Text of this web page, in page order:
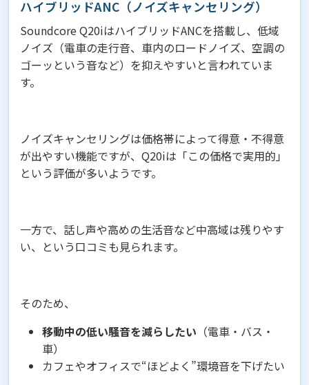
ハイブリッドANC（ノイズキャンセリング）
Soundcore Q20iはハイブリッドANCを搭載し、低域
ノイズ（電車の走行音、車内のロードノイズ、空調の
ゴーッという音など）を抑えやすいと言われていま
す。
ノイズキャンセリングは価格帯によって得意・不得意
が出やすい機能ですが、Q20iは「この価格で実用的」
という評価が多いようです。
一方で、話し声や高めの生活音など中高域は残りやす
い、という口コミも見られます。
そのため、
移動中の低い騒音を減らしたい （電車・バス・
車）
カフェやオフィスで“ほどよく”環境音を下げたい